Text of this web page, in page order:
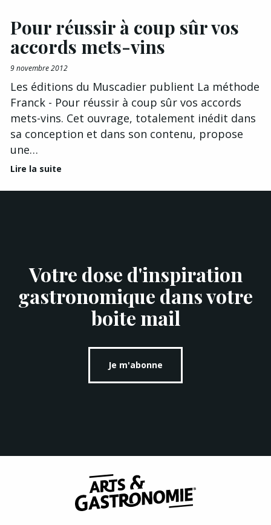
Pour réussir à coup sûr vos
accords mets-vins
9 novembre 2012
Les éditions du Muscadier publient La méthode
Franck - Pour réussir à coup sûr vos accords
mets-vins. Cet ouvrage, totalement inédit dans
sa conception et dans son contenu, propose
une…
Lire la suite
Votre dose d'inspiration
gastronomique dans votre
boite mail
Je m'abonne